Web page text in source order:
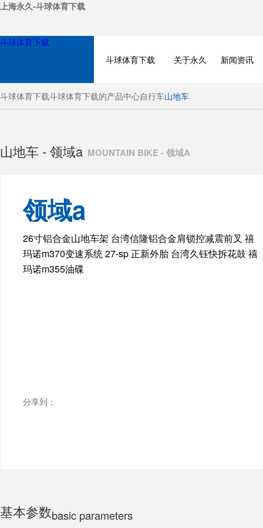
上海永久-斗球体育下载
斗球体育下载
斗球体育下载
关于永久 新闻资讯
斗球体育下载斗球体育下载的产品中心自行车山地车
BICYCLE
ELECTRIC BIKE
山地车 - 领域a MOUNTAIN BIKE - 领域A
领域a
26寸铝合金山地车架 台湾信隆铝合金肩锁控减震前叉 禧
玛诺m370变速系统 27-sp 正新外胎 台湾久钰快拆花鼓 禧
玛诺m355油碟
分享到：
基本参数basic parameters